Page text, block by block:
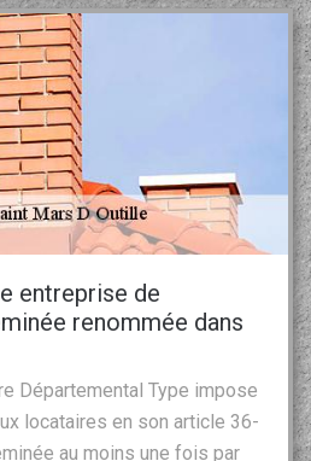
entreprise de
renommée dans
Départemental Type impose
locataires en son article 36-
au moins une fois par